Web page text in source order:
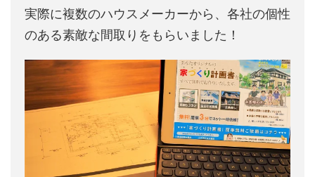
実際に複数のハウスメーカーから、各社の個性
のある素敵な間取りをもらいました！